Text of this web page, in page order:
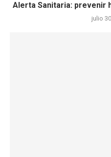
Alerta Sanitaria: prevenir
julio